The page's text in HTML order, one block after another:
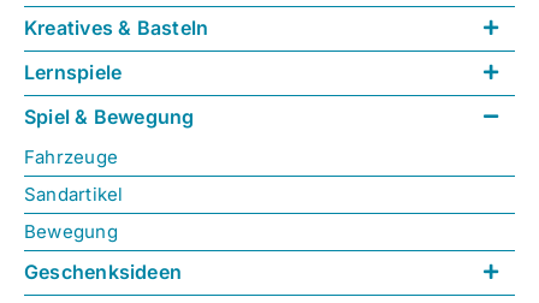
Kreatives & Basteln
Lernspiele
Spiel & Bewegung
Fahrzeuge
Sandartikel
Bewegung
Geschenksideen